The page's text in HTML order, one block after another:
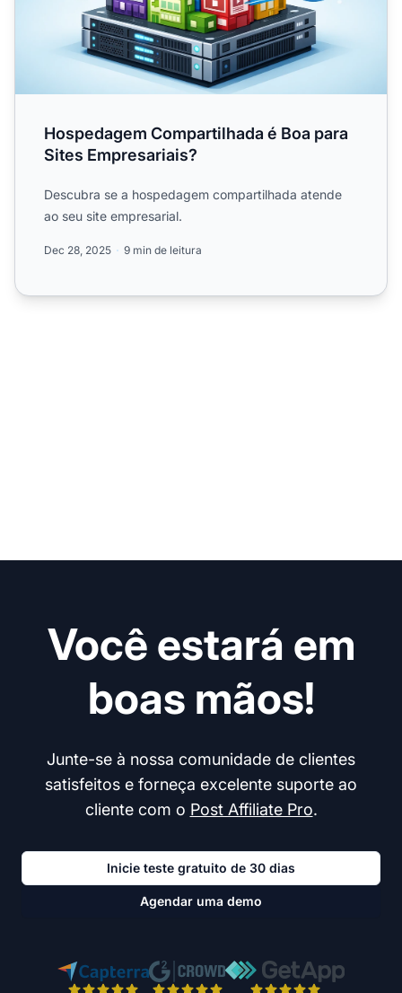
Hospedagem Compartilhada é Boa para
Sites Empresariais?
Descubra se a hospedagem compartilhada atende
ao seu site empresarial.
Dec 28, 2025 9 min de leitura
Você estará em
boas mãos!
Junte-se à nossa comunidade de clientes
satisfeitos e forneça excelente suporte ao
cliente com o Post Affiliate Pro.
Inicie teste gratuito de 30 dias
Agendar uma demo